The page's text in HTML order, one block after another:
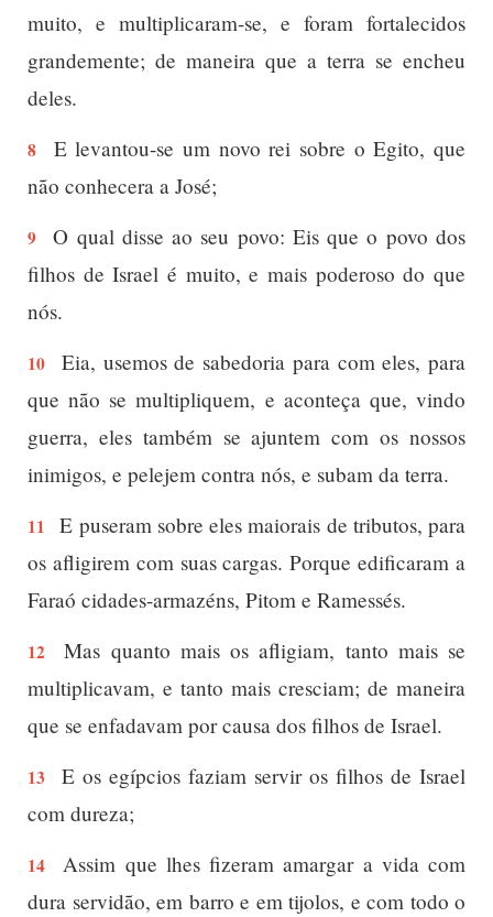
muito, e multiplicaram-se, e foram fortalecidos
grandemente; de maneira que a terra se encheu
deles.
8
E levantou-se um novo rei sobre o Egito, que
não conhecera a José;
9
O qual disse ao seu povo: Eis que o povo dos
filhos de Israel é muito, e mais poderoso do que
nós.
10
Eia, usemos de sabedoria para com eles, para
que não se multipliquem, e aconteça que, vindo
guerra, eles também se ajuntem com os nossos
inimigos, e pelejem contra nós, e subam da terra.
11
E puseram sobre eles maiorais de tributos, para
os afligirem com suas cargas. Porque edificaram a
Faraó cidades-armazéns, Pitom e Ramessés.
12
Mas quanto mais os afligiam, tanto mais se
multiplicavam, e tanto mais cresciam; de maneira
que se enfadavam por causa dos filhos de Israel.
13
E os egípcios faziam servir os filhos de Israel
com dureza;
14
Assim que lhes fizeram amargar a vida com
dura servidão, em barro e em tijolos, e com todo o